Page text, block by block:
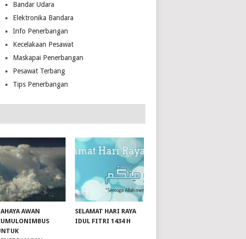
Bandar Udara
Elektronika Bandara
Info Penerbangan
Kecelakaan Pesawat
Maskapai Penerbangan
Pesawat Terbang
Tips Penerbangan
AWAN
SELAMAT HARI RAYA
IDUL FITRI 1434 H